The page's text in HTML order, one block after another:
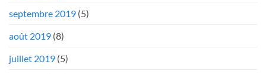
septembre 2019 (5)
août 2019 (8)
juillet 2019 (5)